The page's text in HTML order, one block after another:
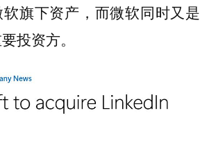
软旗下资产，而微软同时又是
投资方。